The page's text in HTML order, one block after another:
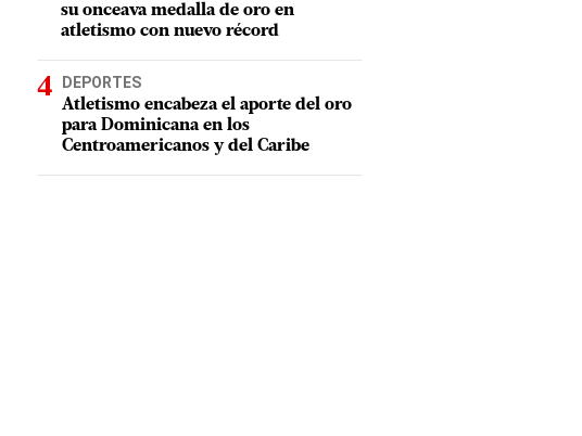
su onceava medalla de oro en
atletismo con nuevo récord
DEPORTES
Atletismo encabeza el aporte del oro
para Dominicana en los
Centroamericanos y del Caribe